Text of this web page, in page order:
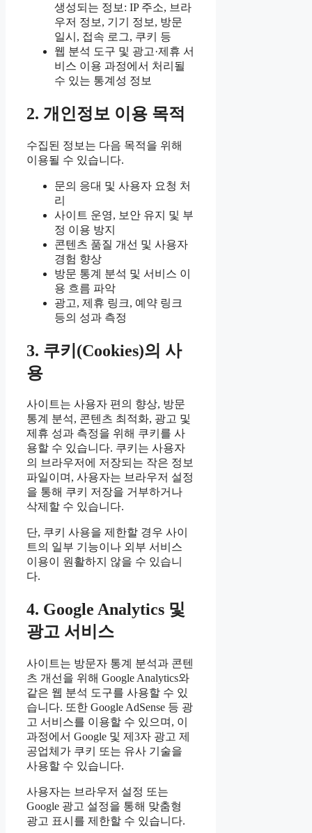
생성되는 정보: IP 주소, 브라
우저 정보, 기기 정보, 방문
일시, 접속 로그, 쿠키 등
웹 분석 도구 및 광고·제휴 서
비스 이용 과정에서 처리될
수 있는 통계성 정보
2. 개인정보 이용 목적
수집된 정보는 다음 목적을 위해
이용될 수 있습니다.
문의 응대 및 사용자 요청 처
리
사이트 운영, 보안 유지 및 부
정 이용 방지
콘텐츠 품질 개선 및 사용자
경험 향상
방문 통계 분석 및 서비스 이
용 흐름 파악
광고, 제휴 링크, 예약 링크
등의 성과 측정
3. 쿠키(Cookies)의 사
용
사이트는 사용자 편의 향상, 방문
통계 분석, 콘텐츠 최적화, 광고 및
제휴 성과 측정을 위해 쿠키를 사
용할 수 있습니다. 쿠키는 사용자
의 브라우저에 저장되는 작은 정보
파일이며, 사용자는 브라우저 설정
을 통해 쿠키 저장을 거부하거나
삭제할 수 있습니다.
단, 쿠키 사용을 제한할 경우 사이
트의 일부 기능이나 외부 서비스
이용이 원활하지 않을 수 있습니
다.
4. Google Analytics 및
광고 서비스
사이트는 방문자 통계 분석과 콘텐
츠 개선을 위해 Google Analytics와
같은 웹 분석 도구를 사용할 수 있
습니다. 또한 Google AdSense 등 광
고 서비스를 이용할 수 있으며, 이
과정에서 Google 및 제3자 광고 제
공업체가 쿠키 또는 유사 기술을
사용할 수 있습니다.
사용자는 브라우저 설정 또는
Google 광고 설정을 통해 맞춤형
광고 표시를 제한할 수 있습니다.